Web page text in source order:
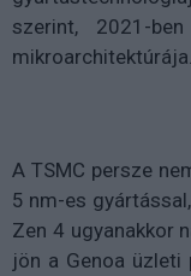
szerint, 2021-ben
mikroarchitektúrája.
A TSMC persze
5 nm-es
Zen 4 ugyanakkor
jön a Genoa